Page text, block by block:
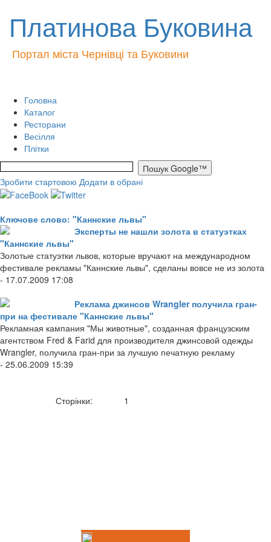
Платинова Буковина
Портал міста Чернівці та Буковини
Головна
Каталог
Ресторани
Весілля
Плітки
Зробити стартовою Додати в обрані
Ключове слово: "Каннские львы"
Эксперты не нашли золота в статуэтках
"Каннские львы"
Золотые статуэтки львов, которые вручают на международном
фестивале рекламы "Каннские львы", сделаны вовсе не из золота
- 17.07.2009 17:08
Реклама джинсов Wrangler получила гран-
при на фестивале "Каннские львы"
Рекламная кампания "Мы животные", созданная французским
агентством Fred & Farid для производителя джинсовой одежды
Wrangler, получила гран-при за лучшую печатную рекламу
- 25.06.2009 15:39
Сторінки: 1